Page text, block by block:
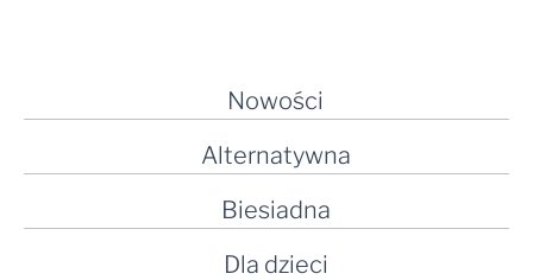
Nowości
Alternatywna
Biesiadna
Dla dzieci